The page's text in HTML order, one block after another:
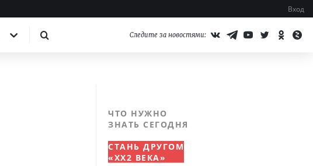
Вход
Следите за новостями:
ЧТО НУЖНО
ЗНАТЬ СЕГОДНЯ
СТАНЬ ДРУГОМ
«XX2 ВЕКА»